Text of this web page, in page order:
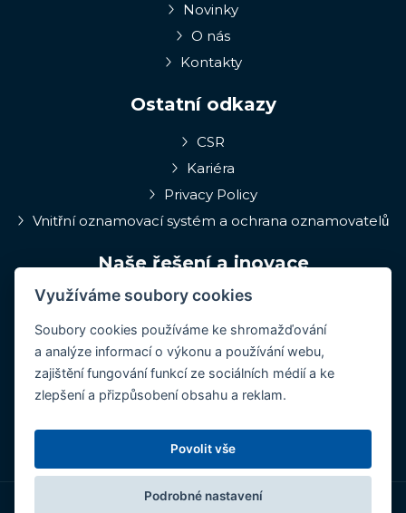
Novinky
O nás
Kontakty
Ostatní odkazy
CSR
Kariéra
Privacy Policy
Vnitřní oznamovací systém a ochrana oznamovatelů
Naše řešení a inovace
EPIQA
Q-Rune
4MulcomNG
GDPR portál
Medcare 24/7
ConCoS
Využíváme soubory cookies
Soubory cookies používáme ke shromažďování
a analýze informací o výkonu a používání webu,
zajištění fungování funkcí ze sociálních médií a ke
zlepšení a přizpůsobení obsahu a reklam.
Povolit vše
Podrobné nastavení